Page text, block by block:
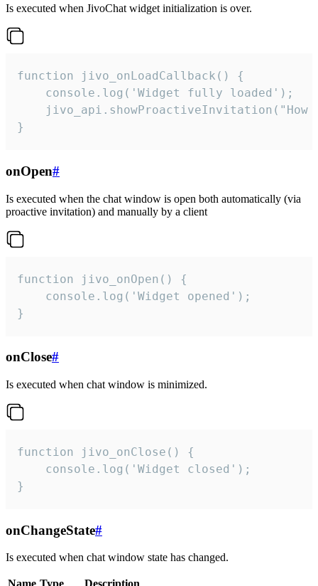
Is executed when JivoChat widget initialization is over.
function jivo_onLoadCallback() {
    console.log('Widget fully loaded');
jivo_api.showProactiveInvitation("How
}
onOpen#
Is executed when the chat window is open both automatically (via
proactive invitation) and manually by a client
function jivo_onOpen() {
    console.log('Widget opened');
}
onClose#
Is executed when chat window is minimized.
function jivo_onClose() {
    console.log('Widget closed');
}
onChangeState#
Is executed when chat window state has changed.